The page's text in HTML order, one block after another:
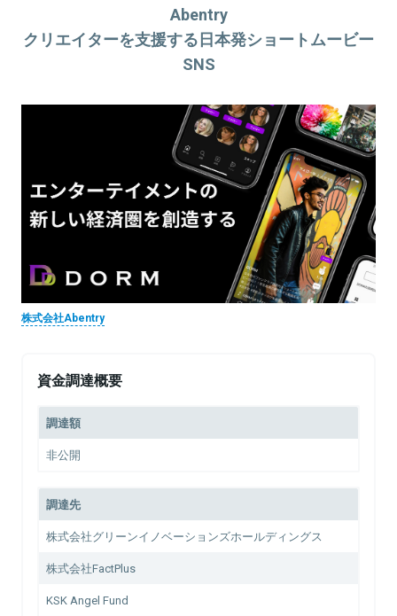
Abentry
クリエイターを支援する日本発ショートムービー
SNS
株式会社Abentry
資金調達概要
調達額
非公開
調達先
株式会社グリーンイノベーションズホールディングス
株式会社FactPlus
KSK Angel Fund